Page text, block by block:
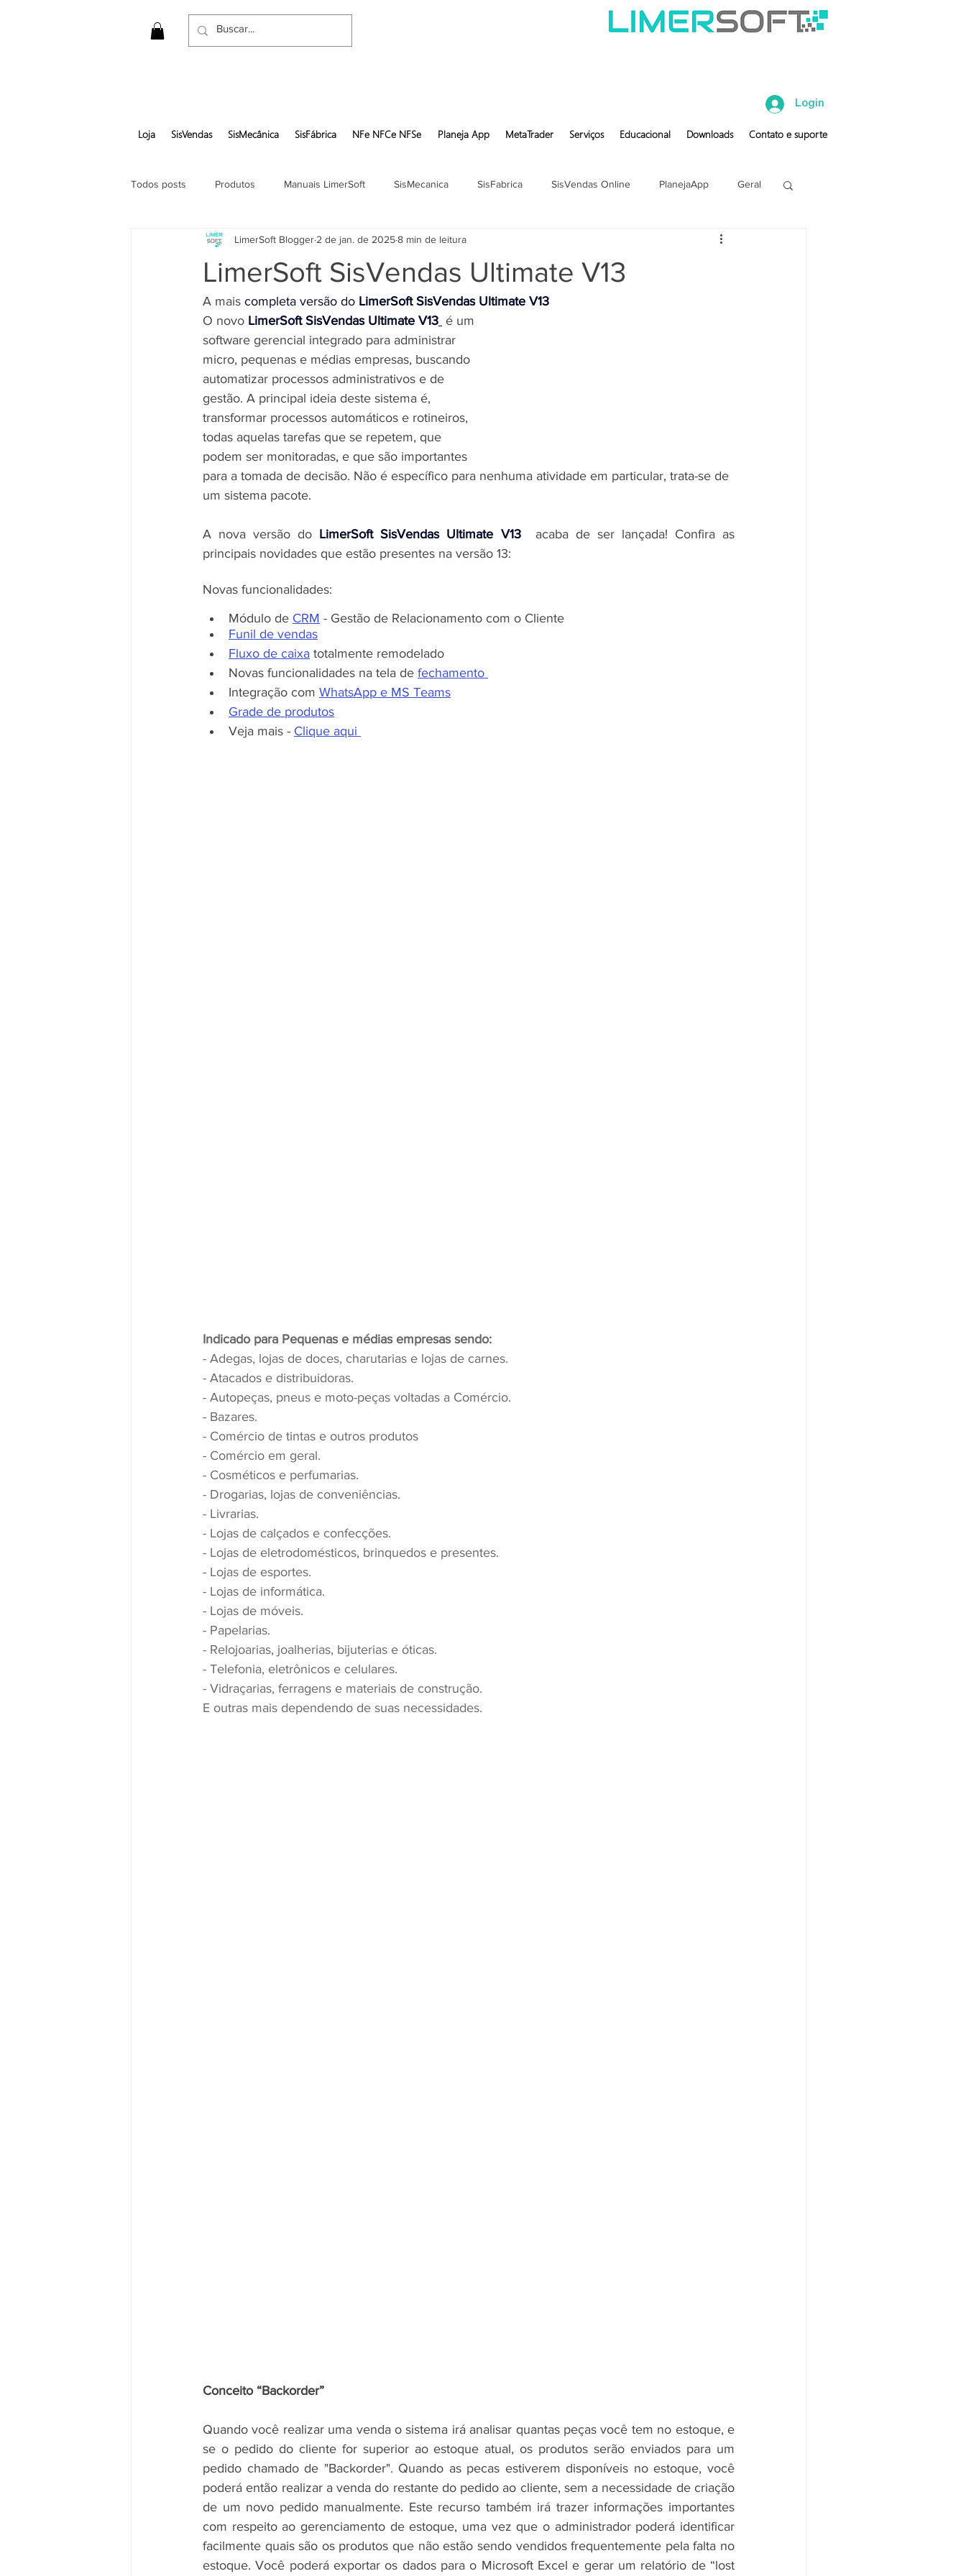
Login
Loja SisVendas SisMecânica SisFábrica NFe NFCe NFSe Planeja App MetaTrader Serviços Educacional Downloads Contato e suporte
Todos posts Produtos Manuais LimerSoft SisMecanica SisFabrica SisVendas Online PlanejaApp Geral
Gerar pedido em pdf
LimerSoft SisVendas Ultimate V13
LimerSoft Blogger2 de jan. de 20258 min de leitura
A mais completa versão do LimerSoft SisVendas Ultimate V13
O novo LimerSoft SisVendas Ultimate V13 é um
software gerencial integrado para administrar
micro, pequenas e médias empresas, buscando
automatizar processos administrativos e de
gestão. A principal ideia deste sistema é,
transformar processos automáticos e rotineiros,
todas aquelas tarefas que se repetem, que
podem ser monitoradas, e que são importantes
para a tomada de decisão. Não é específico para nenhuma atividade em particular, trata-se de
um sistema pacote.
A nova versão do LimerSoft SisVendas Ultimate V13
acaba de ser lançada! Confira as
principais novidades que estão presentes na versão 13:
Novas funcionalidades:
Módulo de CRM - Gestão de Relacionamento com o Cliente
Funil de vendas
Fluxo de caixa totalmente remodelado
Novas funcionalidades na tela de fechamento
Integração com WhatsApp e MS Teams
Grade de produtos
Veja mais - Clique aqui
Indicado para Pequenas e médias empresas sendo:
- Adegas, lojas de doces, charutarias e lojas de carnes.
- Atacados e distribuidoras.
- Autopeças, pneus e moto-peças voltadas a Comércio.
- Bazares.
- Comércio de tintas e outros produtos
- Comércio em geral.
- Cosméticos e perfumarias.
- Drogarias, lojas de conveniências.
- Livrarias.
- Lojas de calçados e confecções.
- Lojas de eletrodomésticos, brinquedos e presentes.
- Lojas de esportes.
- Lojas de informática.
- Lojas de móveis.
- Papelarias.
- Relojoarias, joalherias, bijuterias e óticas.
- Telefonia, eletrônicos e celulares.
- Vidraçarias, ferragens e materiais de construção.
E outras mais dependendo de suas necessidades.
Conceito “Backorder”
Quando você realizar uma venda o sistema irá analisar quantas peças você tem no estoque, e
se o pedido do cliente for superior ao estoque atual, os produtos serão enviados para um
pedido chamado de "Backorder". Quando as pecas estiverem disponíveis no estoque, você
poderá então realizar a venda do restante do pedido ao cliente, sem a necessidade de criação
de um novo pedido manualmente. Este recurso também irá trazer informações importantes
com respeito ao gerenciamento de estoque, uma vez que o administrador poderá identificar
facilmente quais são os produtos que não estão sendo vendidos frequentemente pela falta no
estoque. Você poderá exportar os dados para o Microsoft Excel e gerar um relatório de “lost